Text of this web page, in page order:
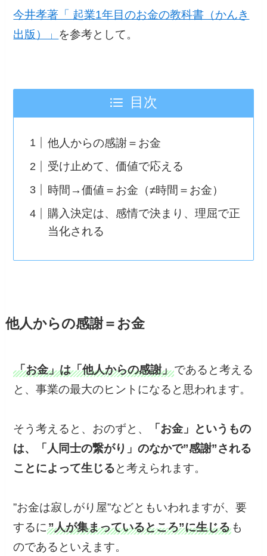
今井孝著「 起業1年目のお金の教科書（かんき
出版）」 を参考として。
目次
他人からの感謝＝お金
受け止めて、価値で応える
時間→価値＝お金（≠時間＝お金）
購入決定は、感情で決まり、理屈で正
当化される
他人からの感謝＝お金
「お金」は「他人からの感謝」であると考える
と、事業の最大のヒントになると思われます。
そう考えると、おのずと、
「お金」というもの
は、「人同士の繋がり」のなかで”感謝”される
ことによって生じると考えられます。
”お金は寂しがり屋”などともいわれますが、要
するに”人が集まっているところ”に生じる も
のであるといえます。